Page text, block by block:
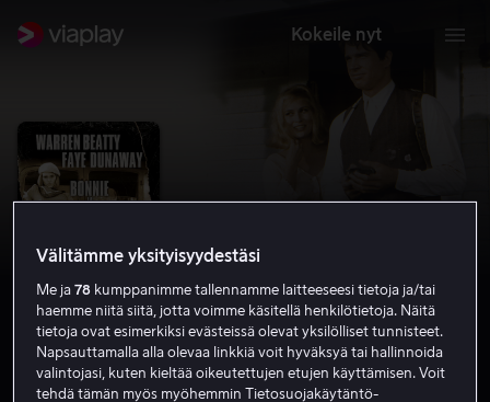
Kokeile nyt
Bonnie ja Clyde
Välitämme yksityisyydestäsi
Me ja78 kumppanimme tallennamme laitteeseesi tietoja ja/tai
haemme niitä siitä, jotta voimme käsitellä henkilötietoja. Näitä
tietoja ovat esimerkiksi evästeissä olevat yksilölliset tunnisteet.
Napsauttamalla alla olevaa linkkiä voit hyväksyä tai hallinnoida
valintojasi, kuten kieltää oikeutettujen etujen käyttämisen. Voit
tehdä tämän myös myöhemmin Tietosuojakäytäntö-